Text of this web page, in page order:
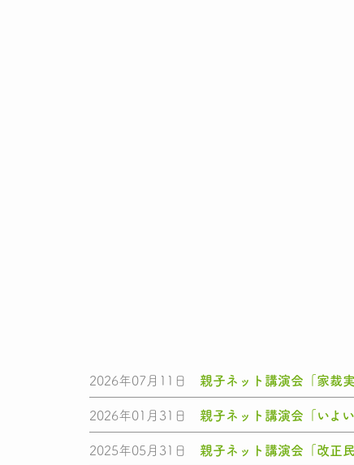
親子ネット講演会「家裁
2026年07月11日
親子ネット講演会「いよ
2026年01月31日
親子ネット講演会「改正
2025年05月31日